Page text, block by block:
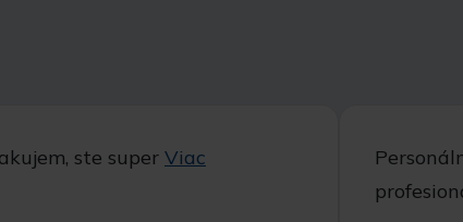
ste super Viac